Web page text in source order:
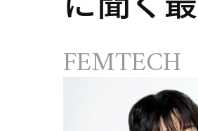
の対処法
FEMTECH